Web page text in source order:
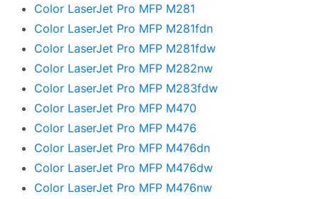
Color LaserJet Pro MFP M281
Color LaserJet Pro MFP M281fdn
Color LaserJet Pro MFP M281fdw
Color LaserJet Pro MFP M282nw
Color LaserJet Pro MFP M283fdw
Color LaserJet Pro MFP M470
Color LaserJet Pro MFP M476
Color LaserJet Pro MFP M476dn
Color LaserJet Pro MFP M476dw
Color LaserJet Pro MFP M476nw